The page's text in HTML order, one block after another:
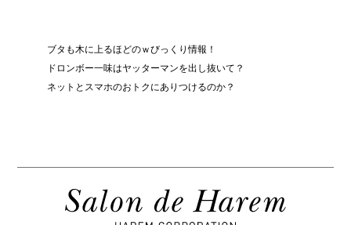
ブタも木に上るほどのｗびっくり情報！
ドロンボー一味はヤッターマンを出し抜いて？
ネットとスマホのおトクにありつけるのか？